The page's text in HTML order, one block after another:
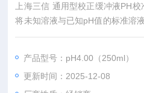
上海三信 通用型校正缓冲液PH
将未知溶液与已知pH值的标准溶
H电极和pH缓冲液组成的测量体
冲液的品质相关。
产品型号：pH4.00（250ml）
更新时间：2025-12-08